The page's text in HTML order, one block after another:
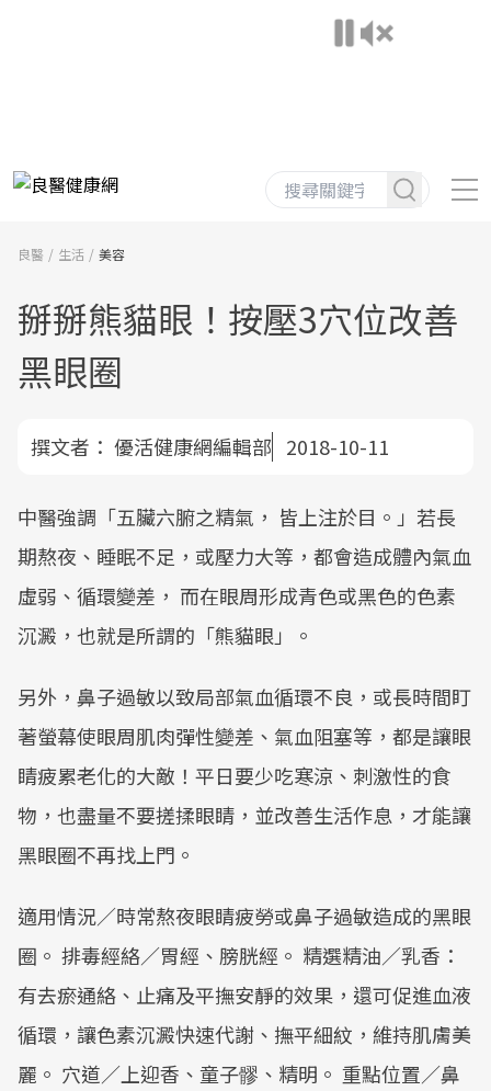
良醫 生活 美容
掰掰熊貓眼！按壓3穴位改善
黑眼圈
撰文者： 優活健康網編輯部 2018-10-11
中醫強調「五臟六腑之精氣， 皆上注於目。」若長
期熬夜、睡眠不足，或壓力大等，都會造成體內氣血
虛弱、循環變差， 而在眼周形成青色或黑色的色素
沉澱，也就是所謂的「熊貓眼」。
另外，鼻子過敏以致局部氣血循環不良，或長時間盯
著螢幕使眼周肌肉彈性變差、氣血阻塞等，都是讓眼
睛疲累老化的大敵！平日要少吃寒涼、刺激性的食
物，也盡量不要搓揉眼睛，並改善生活作息，才能讓
黑眼圈不再找上門。
適用情況／時常熬夜眼睛疲勞或鼻子過敏造成的黑眼
圈。 排毒經絡／胃經、膀胱經。 精選精油／乳香：
有去瘀通絡、止痛及平撫安靜的效果，還可促進血液
循環，讓色素沉澱快速代謝、撫平細紋，維持肌膚美
麗。 穴道／上迎香、童子髎、精明。 重點位置／鼻